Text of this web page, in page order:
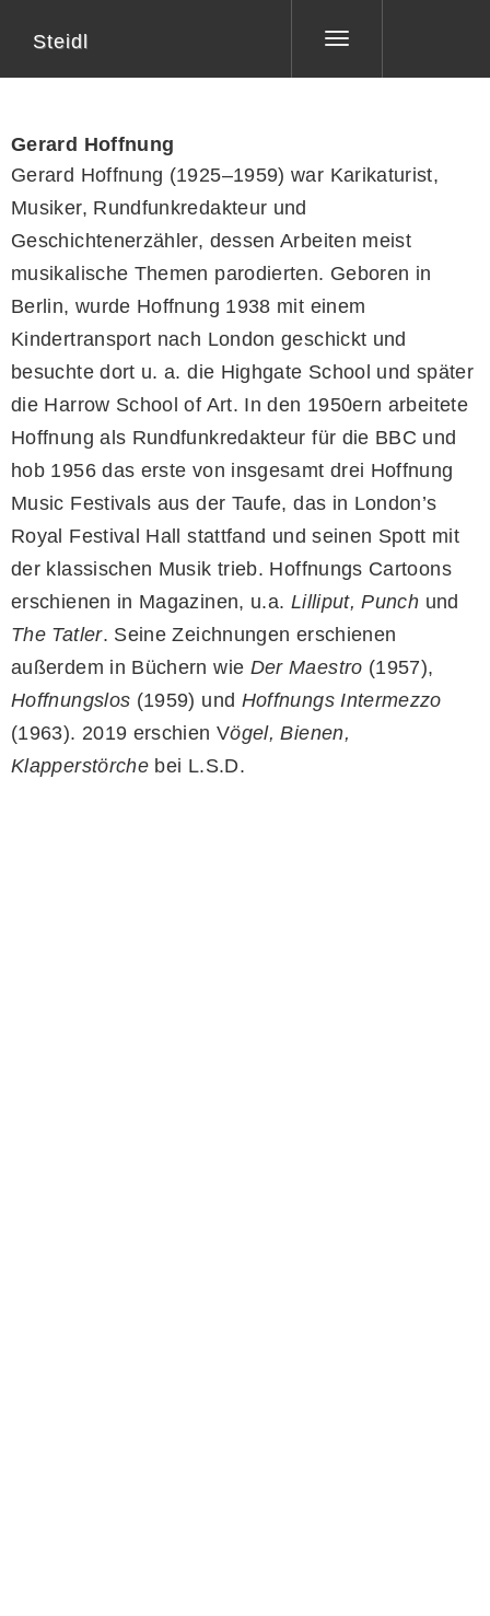
Toggle
Steidl
Gerard Hoffnung
Gerard Hoffnung (1925–1959) war Karikaturist,
Musiker, Rundfunkredakteur und
Geschichtenerzähler, dessen Arbeiten meist
musikalische Themen parodierten. Geboren in
Berlin, wurde Hoffnung 1938 mit einem
Kindertransport nach London geschickt und
besuchte dort u. a. die Highgate School und später
die Harrow School of Art. In den 1950ern arbeitete
Hoffnung als Rundfunkredakteur für die BBC und
hob 1956 das erste von insgesamt drei Hoffnung
Music Festivals aus der Taufe, das in London’s
Royal Festival Hall stattfand und seinen Spott mit
der klassischen Musik trieb. Hoffnungs Cartoons
erschienen in Magazinen, u.a. Lilliput, Punch und
The Tatler. Seine Zeichnungen erschienen
außerdem in Büchern wie Der Maestro (1957),
Hoffnungslos (1959) und Hoffnungs Intermezzo
(1963). 2019 erschien Vögel, Bienen,
Klapperstörche bei L.S.D.